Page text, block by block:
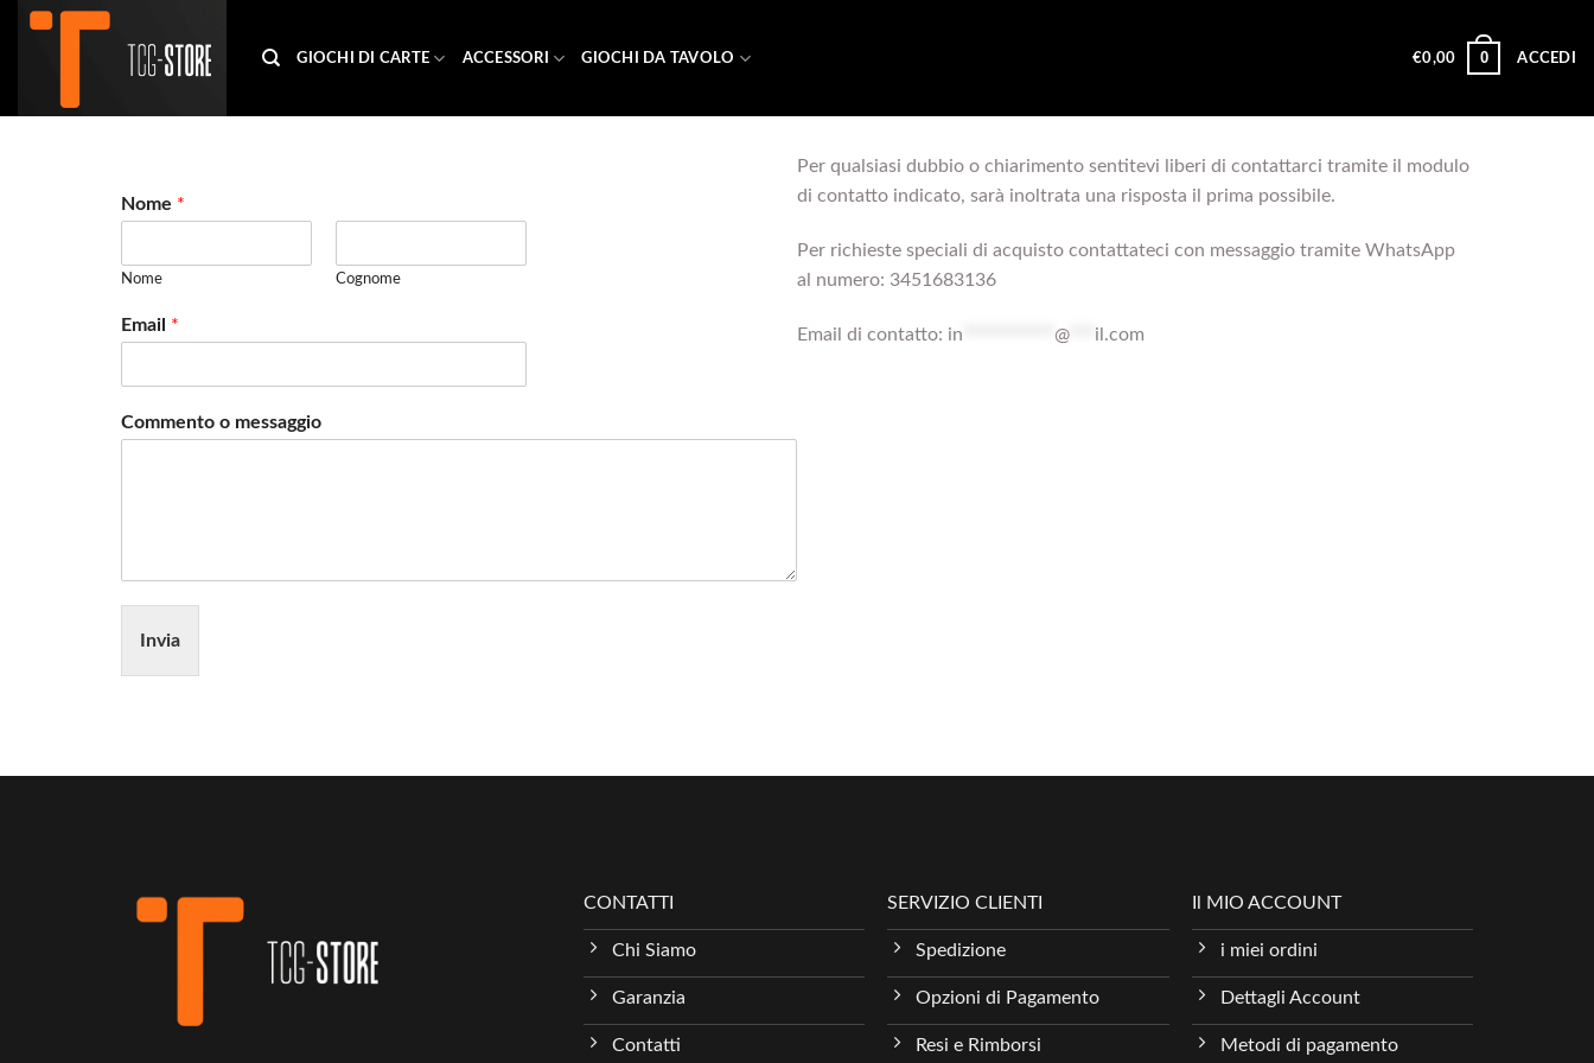
Salta
GIOCHI DI CARTE ACCESSORI GIOCHI DA TAVOLO €0,00 0 ACCEDI
Nome *
Nome Cognome
Email *
Commento o messaggio
Invia
Per qualsiasi dubbio o chiarimento sentitevi liberi di contattarci tramite il modulo
di contatto indicato, sarà inoltrata una risposta il prima possibile.
Per richieste speciali di acquisto contattateci con messaggio tramite WhatsApp
al numero: 3451683136
Email di contatto: in @ il.com
CONTATTI
Chi Siamo
Garanzia
Contatti
SERVIZIO CLIENTI
Spedizione
Opzioni di Pagamento
Resi e Rimborsi
Il MIO ACCOUNT
i miei ordini
Dettagli Account
Metodi di pagamento